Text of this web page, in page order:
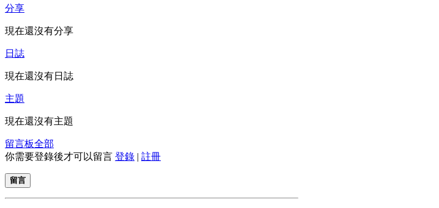
分享
現在還沒有分享
日誌
現在還沒有日誌
主題
現在還沒有主題
留言板全部
你需要登錄後才可以留言 登錄 | 註冊
留言